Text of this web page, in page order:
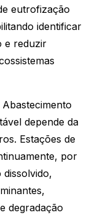
eutrofização
identificar
e reduzir
depende da
Estações de
por
degradação